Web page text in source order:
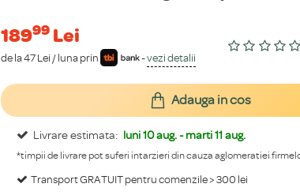
18999 Lei
de la 47 Lei / luna prin -vezi detalii
Livrare estimata: luni 10 aug. - marti 11 aug.
*timpii de livrare pot suferi intarzieri din cauza aglomeratiei
Transport GRATUIT pentru comenzile > 300 lei
Adauga in cos